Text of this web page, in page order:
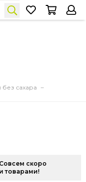
сахара
скоро
товарами!